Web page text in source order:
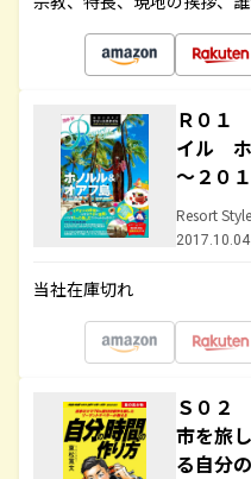
Ｒ０１
イル ホ
～２０
Resort Style
当社在庫切れ
Ｓ０２
市を旅
る自分